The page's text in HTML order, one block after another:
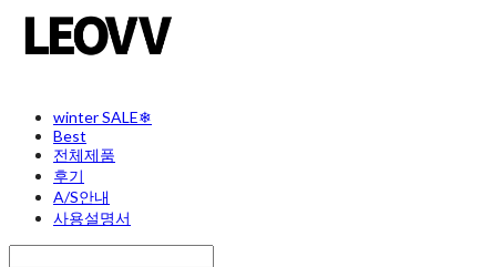
winter SALE❄
Best
전체제품
후기
A/S안내
사용설명서